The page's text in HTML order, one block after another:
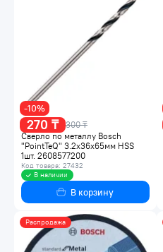
270 ₸ 300 ₸
-10%
Сверло по металлу Bosch
"PointTeQ" 3.2х36х65мм HSS
1шт. 2608577200
Код товара: 27432
В наличии
В корзину
Распродажа